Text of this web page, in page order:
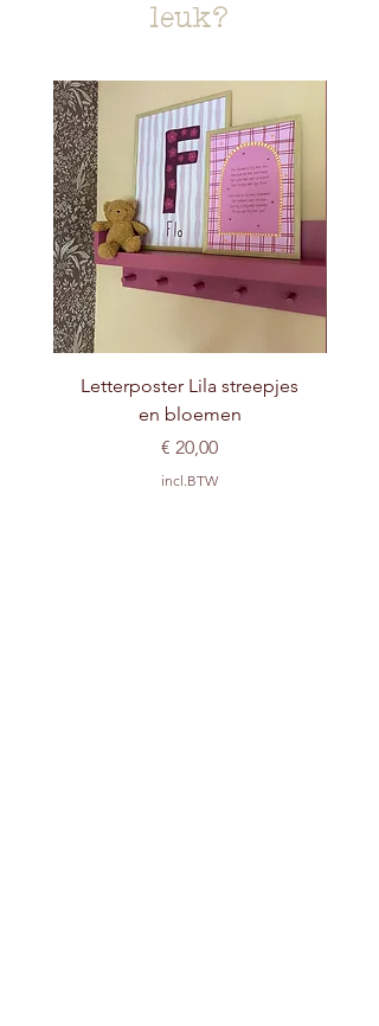
leuk?
Letterposter Lila streepjes
en bloemen
Prijs
€ 20,00
incl.BTW